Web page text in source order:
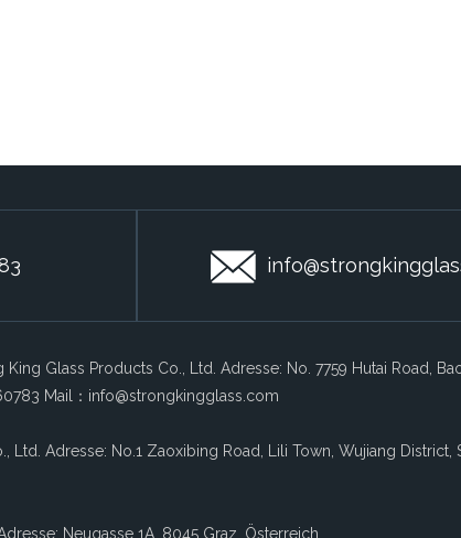
King Glass Products Co., Ltd. Adresse: No. 7759 Hutai Road,
Mail：info@strongkingglass.com
Ltd. Adresse: No.1 Zaoxibing Road, Lili Town, Wujiang District,
Neugasse 1A, 8045 Graz, Österreich